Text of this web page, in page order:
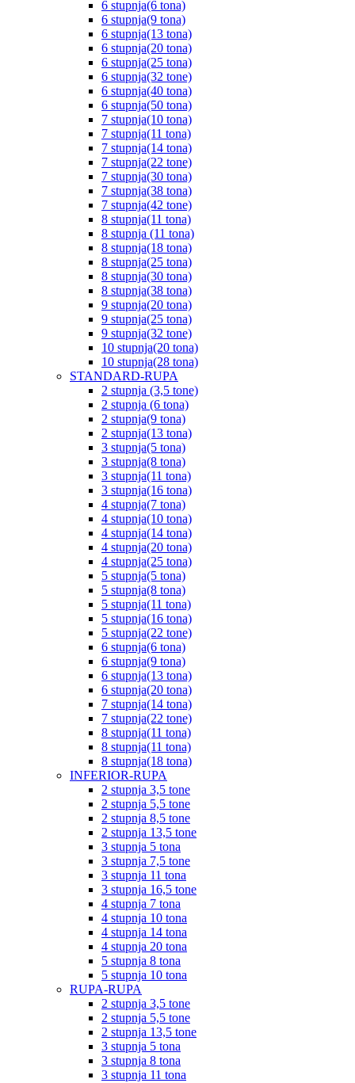
6 stupnja(6 tona)
6 stupnja(9 tona)
6 stupnja(13 tona)
6 stupnja(20 tona)
6 stupnja(25 tona)
6 stupnja(32 tone)
6 stupnja(40 tona)
6 stupnja(50 tona)
7 stupnja(10 tona)
7 stupnja(11 tona)
7 stupnja(14 tona)
7 stupnja(22 tone)
7 stupnja(30 tona)
7 stupnja(38 tona)
7 stupnja(42 tone)
8 stupnja(11 tona)
8 stupnja (11 tona)
8 stupnja(18 tona)
8 stupnja(25 tona)
8 stupnja(30 tona)
8 stupnja(38 tona)
9 stupnja(20 tona)
9 stupnja(25 tona)
9 stupnja(32 tone)
10 stupnja(20 tona)
10 stupnja(28 tona)
STANDARD-RUPA
2 stupnja (3,5 tone)
2 stupnja (6 tona)
2 stupnja(9 tona)
2 stupnja(13 tona)
3 stupnja(5 tona)
3 stupnja(8 tona)
3 stupnja(11 tona)
3 stupnja(16 tona)
4 stupnja(7 tona)
4 stupnja(10 tona)
4 stupnja(14 tona)
4 stupnja(20 tona)
4 stupnja(25 tona)
5 stupnja(5 tona)
5 stupnja(8 tona)
5 stupnja(11 tona)
5 stupnja(16 tona)
5 stupnja(22 tone)
6 stupnja(6 tona)
6 stupnja(9 tona)
6 stupnja(13 tona)
6 stupnja(20 tona)
7 stupnja(14 tona)
7 stupnja(22 tone)
8 stupnja(11 tona)
8 stupnja(11 tona)
8 stupnja(18 tona)
INFERIOR-RUPA
2 stupnja 3,5 tone
2 stupnja 5,5 tone
2 stupnja 8,5 tone
2 stupnja 13,5 tone
3 stupnja 5 tona
3 stupnja 7,5 tone
3 stupnja 11 tona
3 stupnja 16,5 tone
4 stupnja 7 tona
4 stupnja 10 tona
4 stupnja 14 tona
4 stupnja 20 tona
5 stupnja 8 tona
5 stupnja 10 tona
RUPA-RUPA
2 stupnja 3,5 tone
2 stupnja 5,5 tone
2 stupnja 13,5 tone
3 stupnja 5 tona
3 stupnja 8 tona
3 stupnja 11 tona